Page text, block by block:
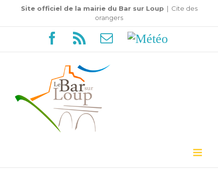
Passer
au
Site officiel de la mairie du Bar sur Loup | Cite des
orangers
Facebook
Rss EmailMétéo